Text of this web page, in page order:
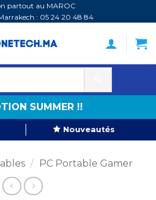
partout au MAROC
: 05 24 20 48 84
SUMMER !!
Nouveautés
/ PC Portable Gamer